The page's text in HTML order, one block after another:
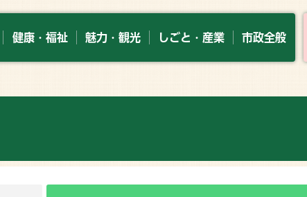
健康・福祉 魅力・観光 しごと・産業 市政全般